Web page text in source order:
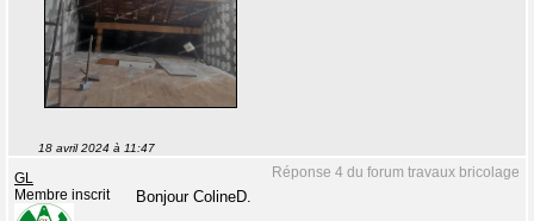
18 avril 2024 à 11:47
Réponse 4 du forum travaux bricolage
GL
Membre inscrit
Bonjour ColineD.